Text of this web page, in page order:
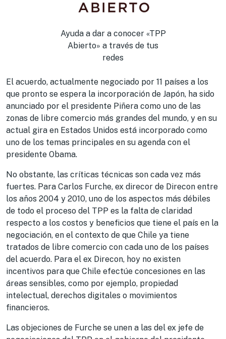
Ayuda a dar a conocer «TPP
Abierto» a través de tus
redes
El acuerdo, actualmente negociado por 11 países a los
que pronto se espera la incorporación de Japón, ha sido
anunciado por el presidente Piñera como uno de las
zonas de libre comercio más grandes del mundo, y en su
actual gira en Estados Unidos está incorporado como
uno de los temas principales en su agenda con el
presidente Obama.
No obstante, las críticas técnicas son cada vez más
fuertes. Para Carlos Furche, ex direcor de Direcon entre
los años 2004 y 2010, uno de los aspectos más débiles
de todo el proceso del TPP es la falta de claridad
respecto a los costos y beneficios que tiene el país en la
negociación, en el contexto de que Chile ya tiene
tratados de libre comercio con cada uno de los países
del acuerdo. Para el ex Direcon, hoy no existen
incentivos para que Chile efectúe concesiones en las
áreas sensibles, como por ejemplo, propiedad
intelectual, derechos digitales o movimientos
financieros.
Las objeciones de Furche se unen a las del ex jefe de